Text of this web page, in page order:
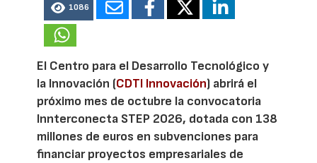
1086
El Centro para el Desarrollo Tecnológico y
la Innovación (CDTI Innovación) abrirá el
próximo mes de octubre la convocatoria
Innterconecta STEP 2026, dotada con 138
millones de euros en subvenciones para
financiar proyectos empresariales de